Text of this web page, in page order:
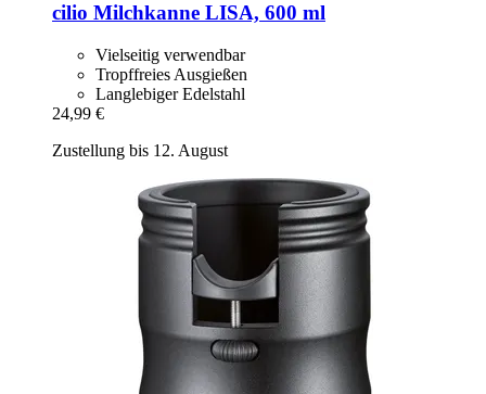
cilio Milchkanne LISA, 600 ml
Vielseitig verwendbar
Tropffreies Ausgießen
Langlebiger Edelstahl
24,99 €
Zustellung bis 12. August